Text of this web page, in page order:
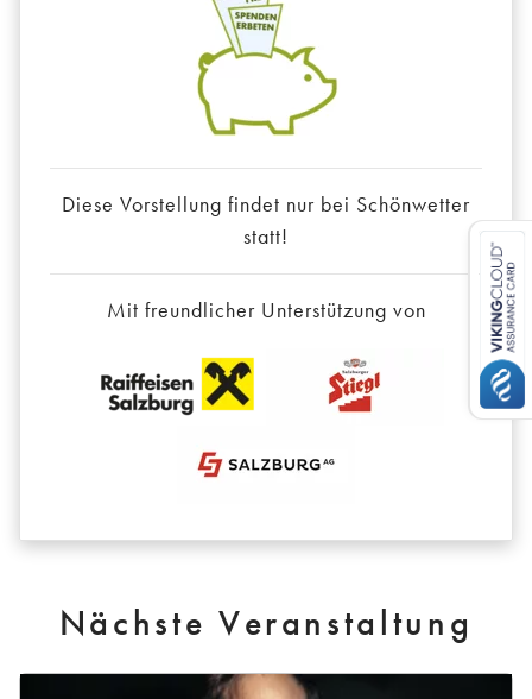
Diese Vorstellung findet nur bei Schönwetter
statt!
Mit freundlicher Unterstützung von
Nächste Veranstaltung